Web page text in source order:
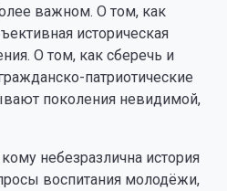
важном. О том, как
историческая
О том, как сберечь и
патриотические
поколения невидимой,
небезразлична история
воспитания молодёжи,